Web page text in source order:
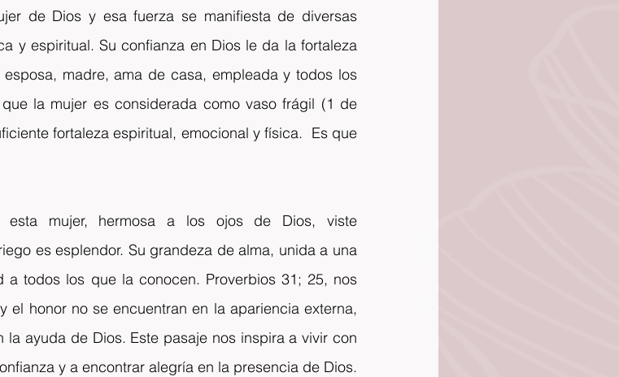
de Dios y esa fuerza se manifiesta de diversas
y espiritual. Su confianza en Dios le da la fortaleza
madre, ama de casa, empleada y todos los
la mujer es considerada como vaso frágil (1 de
fortaleza espiritual, emocional y física.  Es que
mujer, hermosa a los ojos de Dios, viste
es esplendor. Su grandeza de alma, unida a una
a todos los que la conocen. Proverbios 31; 25, nos
el honor no se encuentran en la apariencia externa,
ayuda de Dios. Este pasaje nos inspira a vivir con
y a encontrar alegría en la presencia de Dios.